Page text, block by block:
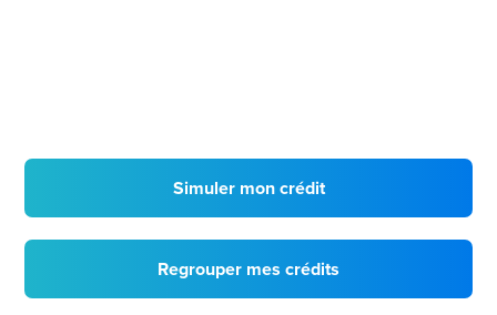
Simuler mon crédit
Regrouper mes crédits